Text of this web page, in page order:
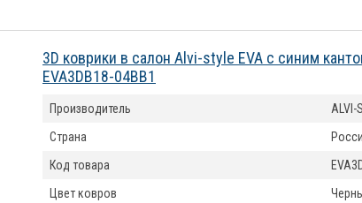
3D коврики в салон Alvi-style EVA с синим
EVA3DB18-04BB1
Производитель
ALVI-
Страна
Код товара
Цвет ковров